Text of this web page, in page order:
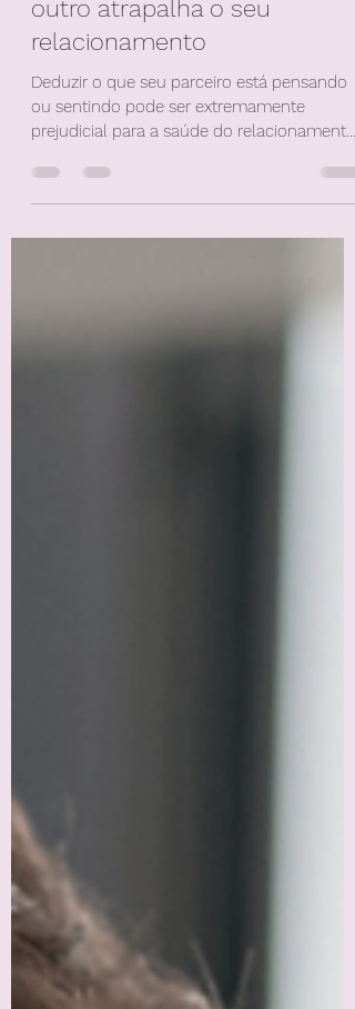
Como deduzir coisas sobre o
outro atrapalha o seu
relacionamento
Deduzir o que seu parceiro está pensando
ou sentindo pode ser extremamente
prejudicial para a saúde do relacionamento.